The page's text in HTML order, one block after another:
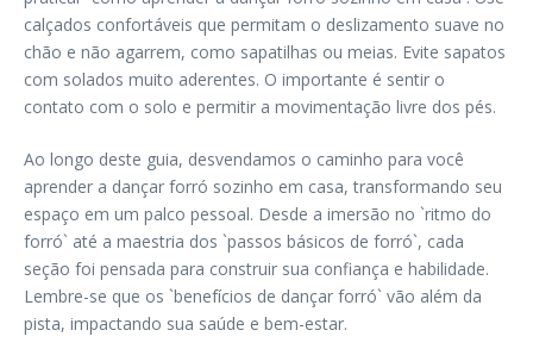
calçados confortáveis que permitam o deslizamento suave no
chão e não agarrem, como sapatilhas ou meias. Evite sapatos
com solados muito aderentes. O importante é sentir o
contato com o solo e permitir a movimentação livre dos pés.
Ao longo deste guia, desvendamos o caminho para você
aprender a dançar forró sozinho em casa, transformando seu
espaço em um palco pessoal. Desde a imersão no `ritmo do
forró` até a maestria dos `passos básicos de forró`, cada
seção foi pensada para construir sua confiança e habilidade.
Lembre-se que os `benefícios de dançar forró` vão além da
pista, impactando sua saúde e bem-estar.